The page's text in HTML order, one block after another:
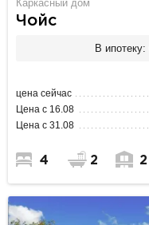
Каркасный дом
Чойс
В ипотеку:
цена сейчас
Цена с 16.08
Цена с 31.08
4 2 2